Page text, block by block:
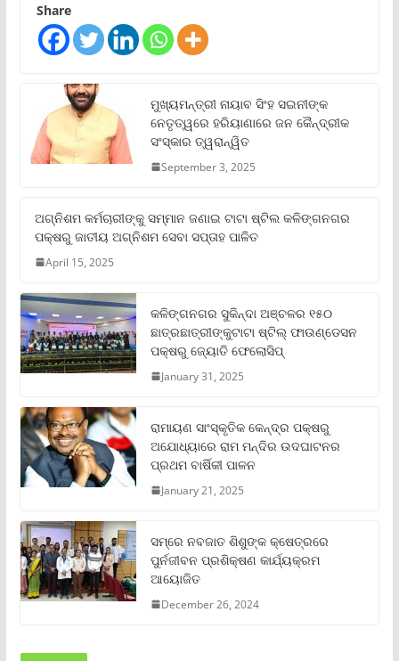
Share
ମୁଖ୍ୟମନ୍ତ୍ରୀ ନାୟାବ ସିଂହ ସଇନୀଙ୍କ
ନେତୃତ୍ୱରେ ହରିୟାଣାରେ ଜନ କୈନ୍ଦ୍ରୀକ
ସଂସ୍କାର ତ୍ୱରାନ୍ୱିତ
September 3, 2025
ଅଗ୍ନିଶମ କର୍ମଚାରୀଙ୍କୁ ସମ୍ମାନ ଜଣାଇ ଟାଟା ଷ୍ଟିଲ କଳିଙ୍ଗନଗର
ପକ୍ଷରୁ ଜାତୀୟ ଅଗ୍ନିଶମ ସେବା ସପ୍ତାହ ପାଳିତ
April 15, 2025
କଳିଙ୍ଗନଗର ସୁକିନ୍ଦା ଅଞ୍ଚଳର ୧୫୦
ଛାତ୍ରଛାତ୍ରୀଙ୍କୁଟାଟା ଷ୍ଟିଲ୍ ଫାଉଣ୍ଡେସନ
ପକ୍ଷରୁ ଜ୍ୟୋତି ଫେଲୋସିପ୍‌
January 31, 2025
ରାମାୟଣ ସାଂସ୍କୃତିକ କେନ୍ଦ୍ର ପକ୍ଷରୁ
ଅଯୋଧ୍ୟାରେ ରାମ ମନ୍ଦିର ଉଦଘାଟନର
ପ୍ରଥମ ବାର୍ଷିକୀ ପାଳନ
January 21, 2025
ସମ୍‌ରେ ନବଜାତ ଶିଶୁଙ୍କ କ୍ଷେତ୍ରରେ
ପୁର୍ନଜୀବନ ପ୍ରଶିକ୍ଷଣ କାର୍ଯ୍ୟକ୍ରମ
ଆୟୋଜିତ
December 26, 2024